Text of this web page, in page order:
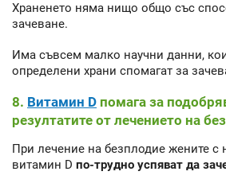
Храненето няма нищо общо със
зачеване.
Има съвсем малко научни данни,
определени храни спомагат за
8. Витамин D помага за
резултатите от лечението на
При лечение на безплодие жените с
витамин D по-трудно успяват да